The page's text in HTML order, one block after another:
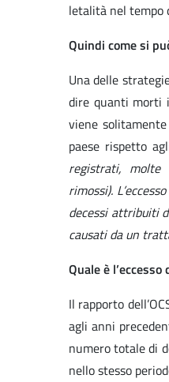
letalità nel tempo
Quindi come si
Una delle
dire quanti morti
viene
paese rispetto
registrati,
rimossi).
decessi attribuiti
causati da un
Quale è
Il rapporto
agli anni
numero totale di
nello stesso